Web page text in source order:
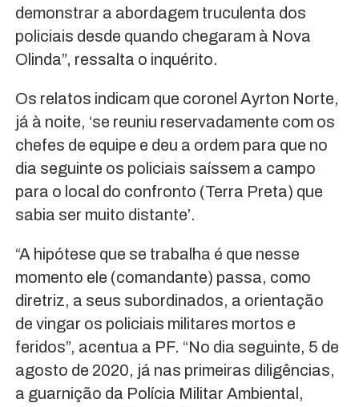
demonstrar a abordagem truculenta dos
policiais desde quando chegaram à Nova
Olinda”, ressalta o inquérito.
Os relatos indicam que coronel Ayrton Norte,
já à noite, ‘se reuniu reservadamente com os
chefes de equipe e deu a ordem para que no
dia seguinte os policiais saíssem a campo
para o local do confronto (Terra Preta) que
sabia ser muito distante’.
“A hipótese que se trabalha é que nesse
momento ele (comandante) passa, como
diretriz, a seus subordinados, a orientação
de vingar os policiais militares mortos e
feridos”, acentua a PF. “No dia seguinte, 5 de
agosto de 2020, já nas primeiras diligências,
a guarnição da Polícia Militar Ambiental,